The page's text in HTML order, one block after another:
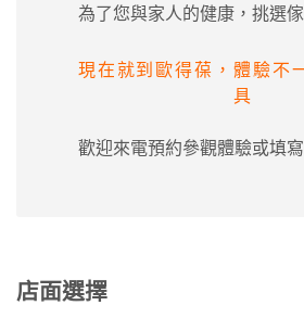
為了您與家人的健康，挑選
現在就到歐得葆，體驗不
具
歡迎來電預約參觀體驗或填
店面選擇